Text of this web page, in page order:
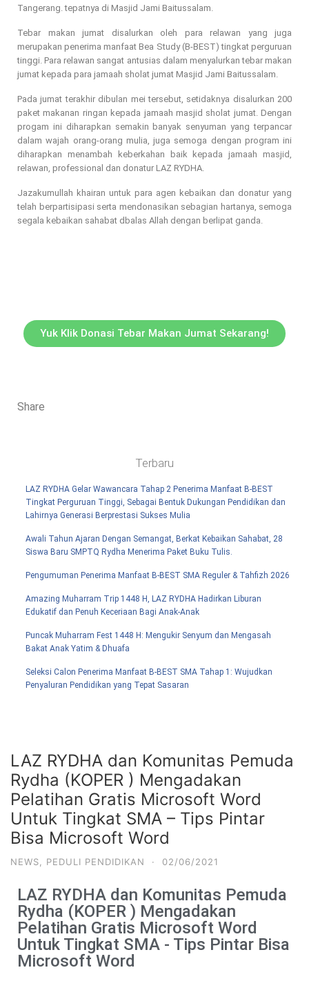
Tangerang. tepatnya di Masjid Jami Baitussalam.
Tebar makan jumat disalurkan oleh para relawan yang juga
merupakan penerima manfaat Bea Study (B-BEST) tingkat perguruan
tinggi. Para relawan sangat antusias dalam menyalurkan tebar makan
jumat kepada para jamaah sholat jumat Masjid Jami Baitussalam.
Pada jumat terakhir dibulan mei tersebut, setidaknya disalurkan 200
paket makanan ringan kepada jamaah masjid sholat jumat. Dengan
progam ini diharapkan semakin banyak senyuman yang terpancar
dalam wajah orang-orang mulia, juga semoga dengan program ini
diharapkan menambah keberkahan baik kepada jamaah masjid,
relawan, professional dan donatur LAZ RYDHA.
Jazakumullah khairan untuk para agen kebaikan dan donatur yang
telah berpartisipasi serta mendonasikan sebagian hartanya, semoga
segala kebaikan sahabat dbalas Allah dengan berlipat ganda.
Yuk Klik Donasi Tebar Makan Jumat Sekarang!
Share
Terbaru
LAZ RYDHA Gelar Wawancara Tahap 2 Penerima Manfaat B-BEST
Tingkat Perguruan Tinggi, Sebagai Bentuk Dukungan Pendidikan dan
Lahirnya Generasi Berprestasi Sukses Mulia
Awali Tahun Ajaran Dengan Semangat, Berkat Kebaikan Sahabat, 28
Siswa Baru SMPTQ Rydha Menerima Paket Buku Tulis.
Pengumuman Penerima Manfaat B-BEST SMA Reguler & Tahfizh 2026
Amazing Muharram Trip 1448 H, LAZ RYDHA Hadirkan Liburan
Edukatif dan Penuh Keceriaan Bagi Anak-Anak
Puncak Muharram Fest 1448 H: Mengukir Senyum dan Mengasah
Bakat Anak Yatim & Dhuafa
Seleksi Calon Penerima Manfaat B-BEST SMA Tahap 1: Wujudkan
Penyaluran Pendidikan yang Tepat Sasaran
LAZ RYDHA dan Komunitas Pemuda
Rydha (KOPER ) Mengadakan
Pelatihan Gratis Microsoft Word
Untuk Tingkat SMA – Tips Pintar
Bisa Microsoft Word
NEWS PEDULI PENDIDIKAN · 02/06/2021
LAZ RYDHA dan Komunitas Pemuda
Rydha (KOPER ) Mengadakan
Pelatihan Gratis Microsoft Word
Untuk Tingkat SMA - Tips Pintar Bisa
Microsoft Word